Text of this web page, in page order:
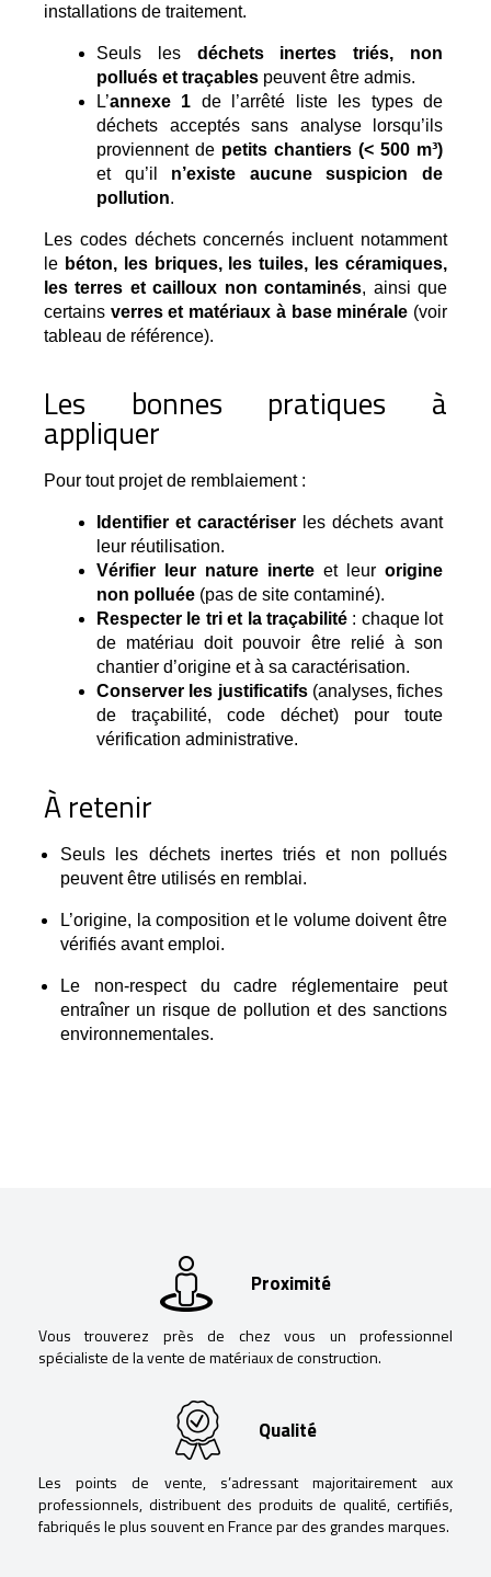
installations de traitement.
Seuls les déchets inertes triés, non
pollués et traçables peuvent être admis.
L’annexe 1 de l’arrêté liste les types de
déchets acceptés sans analyse lorsqu’ils
proviennent de petits chantiers (< 500 m³)
et qu’il n’existe aucune suspicion de
pollution.
Les codes déchets concernés incluent notamment
le béton, les briques, les tuiles, les céramiques,
les terres et cailloux non contaminés, ainsi que
certains verres et matériaux à base minérale (voir
tableau de référence).
Les bonnes pratiques à
appliquer
Pour tout projet de remblaiement :
Identifier et caractériser les déchets avant
leur réutilisation.
Vérifier leur nature inerte et leur origine
non polluée (pas de site contaminé).
Respecter le tri et la traçabilité : chaque lot
de matériau doit pouvoir être relié à son
chantier d’origine et à sa caractérisation.
Conserver les justificatifs (analyses, fiches
de traçabilité, code déchet) pour toute
vérification administrative.
À retenir
Seuls les déchets inertes triés et non pollués
peuvent être utilisés en remblai.
L’origine, la composition et le volume doivent être
vérifiés avant emploi.
Le non-respect du cadre réglementaire peut
entraîner un risque de pollution et des sanctions
environnementales.
Proximité
Vous trouverez près de chez vous un professionnel
spécialiste de la vente de matériaux de construction.
Qualité
Les points de vente, s’adressant majoritairement aux
professionnels, distribuent des produits de qualité, certifiés,
fabriqués le plus souvent en France par des grandes marques.